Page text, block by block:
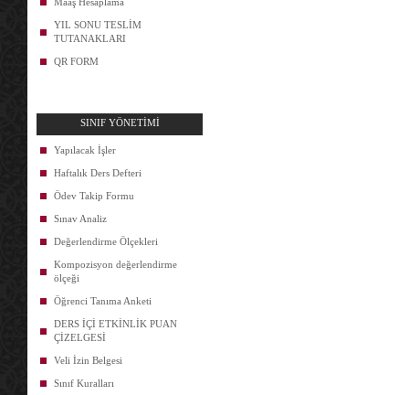
YIL SONU TESLİM
TUTANAKLARI
QR FORM
SINIF YÖNETİMİ
Yapılacak İşler
Haftalık Ders Defteri
Ödev Takip Formu
Sınav Analiz
Değerlendirme Ölçekleri
Kompozisyon değerlendirme
ölçeği
Öğrenci Tanıma Anketi
DERS İÇİ ETKİNLİK PUAN
ÇİZELGESİ
Veli İzin Belgesi
Sınıf Kuralları